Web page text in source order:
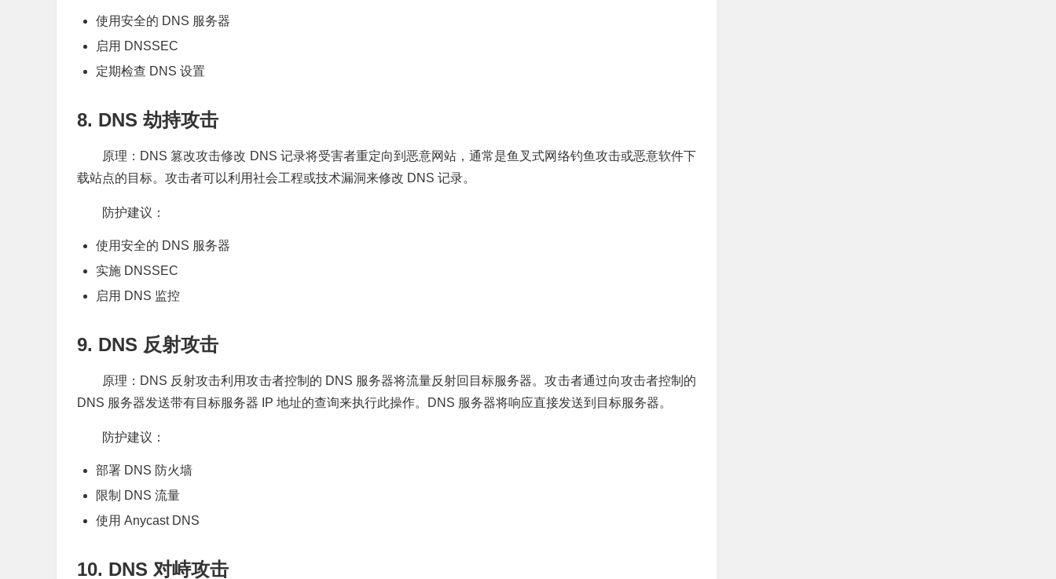
使用安全的 DNS 服务器
启用 DNSSEC
定期检查 DNS 设置
8. DNS 劫持攻击
原理：DNS 篡改攻击修改 DNS 记录将受害者重定向到恶意网站，通常是鱼叉式网络钓鱼攻击或恶意软件下
载站点的目标。攻击者可以利用社会工程或技术漏洞来修改 DNS 记录。
防护建议：
使用安全的 DNS 服务器
实施 DNSSEC
启用 DNS 监控
9. DNS 反射攻击
原理：DNS 反射攻击利用攻击者控制的 DNS 服务器将流量反射回目标服务器。攻击者通过向攻击者控制的
DNS 服务器发送带有目标服务器 IP 地址的查询来执行此操作。DNS 服务器将响应直接发送到目标服务器。
防护建议：
部署 DNS 防火墙
限制 DNS 流量
使用 Anycast DNS
10. DNS 对峙攻击